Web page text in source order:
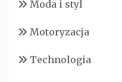
Moda i styl
Motoryzacja
Technologia